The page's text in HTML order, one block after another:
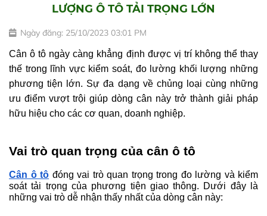
LƯỢNG Ô TÔ TẢI TRỌNG LỚN
Ngày đăng: 25/10/2023 03:01 PM
Cân ô tô ngày càng khẳng định được vị trí không thể thay
thế trong lĩnh vực kiểm soát, đo lường khối lượng những
phương tiện lớn. Sự đa dạng về chủng loại cùng những
ưu điểm vượt trội giúp dòng cân này trở thành giải pháp
hữu hiệu cho các cơ quan, doanh nghiệp.
Vai trò quan trọng của cân ô tô
Cân ô tô đóng vai trò quan trọng trong đo lường và kiểm
soát tải trọng của phương tiện giao thông. Dưới đây là
những vai trò dễ nhận thấy nhất của dòng cân này: